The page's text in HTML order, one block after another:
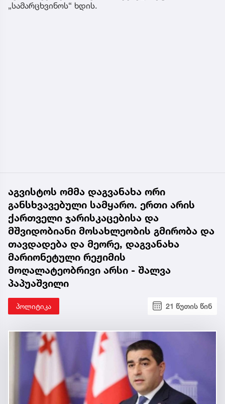
„სამარცხვინოს“ ხდის.
აგვისტოს ომმა დაგვანახა ორი
განსხვავებული სამყარო. ერთი არის
ქართველი ჯარისკაცებისა და
მშვიდობიანი მოსახლეობის გმირობა და
თავდადება და მეორე, დაგვანახა
მარიონეტული რეჟიმის
მოღალატეობრივი არსი - შალვა
პაპუაშვილი
პოლიტიკა 21 წუთის წინ